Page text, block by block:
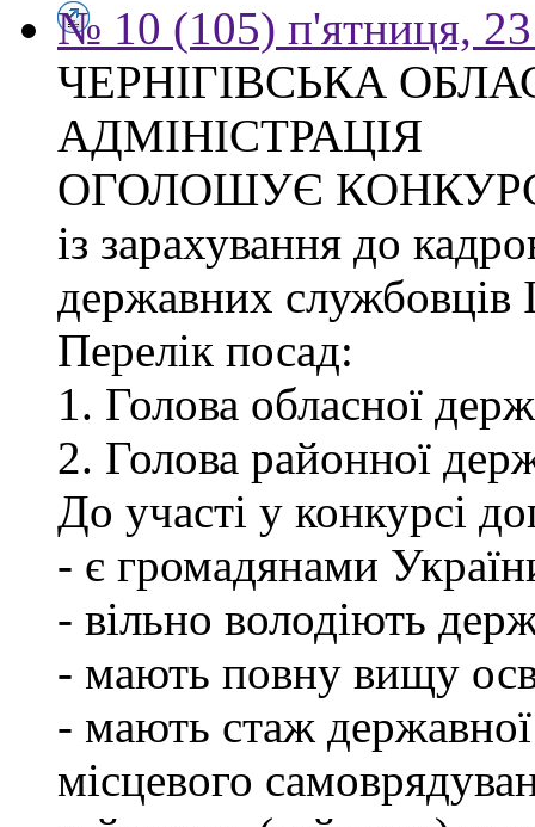
№ 10 (105) п'ятниця,
ЧЕРНІГІВСЬКА
АДМІНІСТРАЦІЯ
ОГОЛОШУЄ
із зарахування до
державних службовців
Перелік посад:
1. Голова обласної
2. Голова районної
До участі у конкурсі
- є громадянами
- вільно володіють
- мають повну вищу
- мають стаж
місцевого